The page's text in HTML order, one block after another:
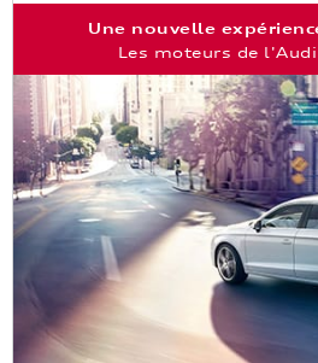
Une nouvelle
Les moteurs de l'Audi